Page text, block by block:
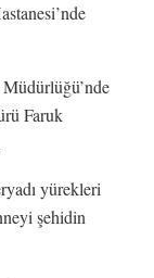
Faruk
yürekleri
şehidin